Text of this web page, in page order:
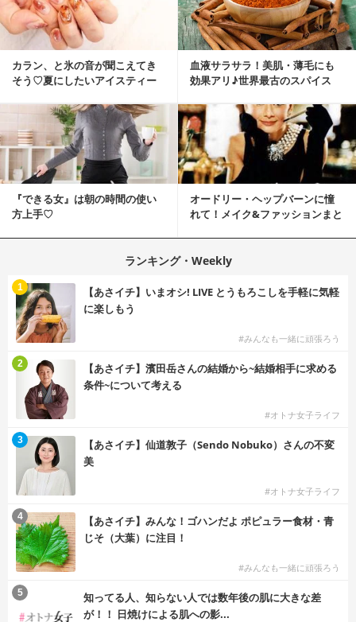
カラン、と氷の音が聞こえてき
そう♡夏にしたいアイスティー
血液サラサラ！美肌・薄毛にも
効果アリ♪世界最古のスパイス
『できる女』は朝の時間の使い
方上手♡
オードリー・ヘップバーンに憧
れて！メイク&ファッションまと
ランキング・Weekly
【あさイチ】いまオシ! LIVE とうもろこしを手軽に気軽
に楽しもう
#みんなも一緒に頑張ろう
1
【あさイチ】濱田岳さんの結婚から~結婚相手に求める
条件~について考える
#オトナ女子ライフ
2
【あさイチ】仙道敦子（Sendo Nobuko）さんの不変
美
#オトナ女子ライフ
3
【あさイチ】みんな！ゴハンだよ ポピュラー食材・青
じそ（大葉）に注目！
#みんなも一緒に頑張ろう
4
知ってる人、知らない人では数年後の肌に大きな差
が！！ 日焼けによる肌への影...
5